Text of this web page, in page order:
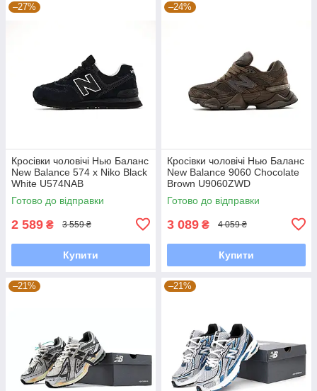
–27%
Кросівки чоловічі Нью Баланс
New Balance 574 x Niko Black
White U574NAB
Готово до відправки
2 589 ₴ 3 559 ₴
Купити
–24%
Кросівки чоловічі Нью Баланс
New Balance 9060 Chocolate
Brown U9060ZWD
Готово до відправки
3 089 ₴ 4 059 ₴
Купити
–21% –21%